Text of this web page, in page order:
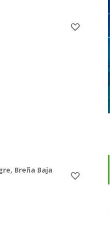
Breña Baja